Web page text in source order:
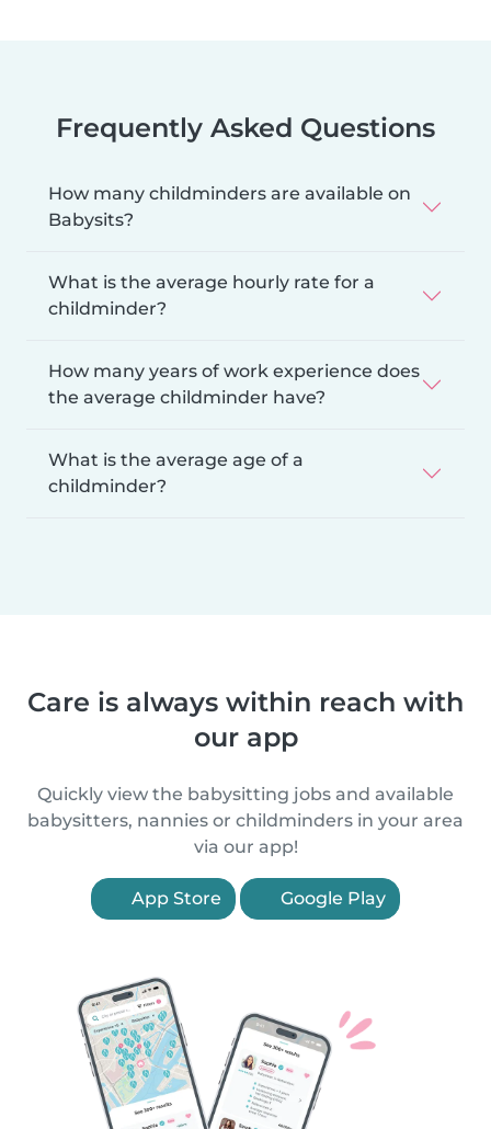
Frequently Asked Questions
How many childminders are available on
Babysits?
What is the average hourly rate for a
childminder?
How many years of work experience does
the average childminder have?
What is the average age of a
childminder?
Care is always within reach with
our app
Quickly view the babysitting jobs and available
babysitters, nannies or childminders in your area
via our app!
App Store Google Play